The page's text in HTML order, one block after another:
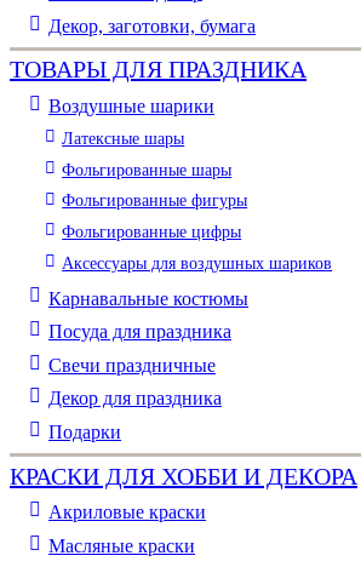
Декор, заготовки, бумага
ТОВАРЫ ДЛЯ ПРАЗДНИКА
Воздушные шарики
Латексные шары
Фольгированные шары
Фольгированные фигуры
Фольгированные цифры
Аксессуары для воздушных шариков
Карнавальные костюмы
Посуда для праздника
Свечи праздничные
Декор для праздника
Подарки
КРАСКИ ДЛЯ ХОББИ И ДЕКОРА
Акриловые краски
Масляные краски